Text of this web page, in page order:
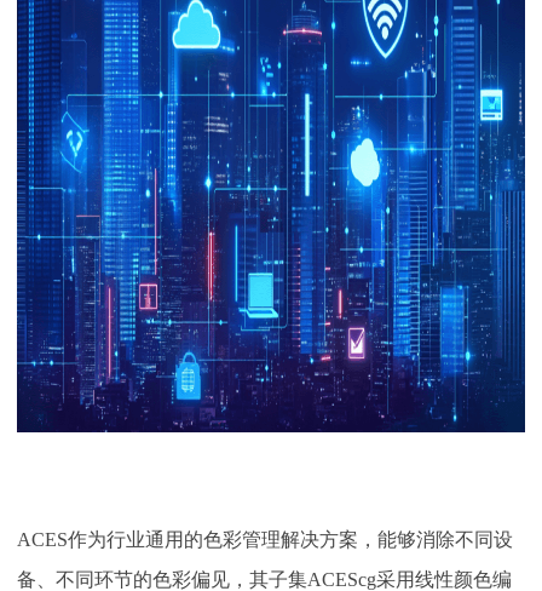
ACES作为行业通用的色彩管理解决方案，能够消除不同设
备、不同环节的色彩偏见，其子集ACEScg采用线性颜色编